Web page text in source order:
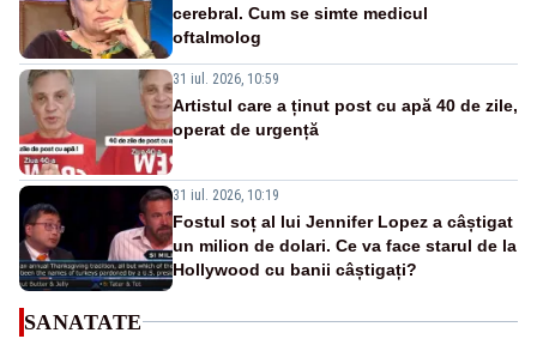
cerebral. Cum se simte medicul
oftalmolog
31 iul. 2026, 10:59
Artistul care a ținut post cu apă 40 de zile,
operat de urgență
31 iul. 2026, 10:19
Fostul soț al lui Jennifer Lopez a câștigat
un milion de dolari. Ce va face starul de la
Hollywood cu banii câștigați?
SANATATE